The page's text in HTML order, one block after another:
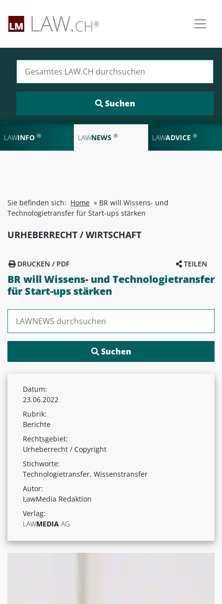
LAWINFO ® LAWNEWS ® LAWADVICE ®
Sie befinden sich: Home » BR will Wissens- und
Technologietransfer für Start-ups stärken
URHEBERRECHT / WIRTSCHAFT
TEILEN
DRUCKEN / PDF
BR will Wissens- und Technologietransfer
für Start-ups stärken
Datum:
23.06.2022
Rubrik:
Berichte
Rechtsgebiet:
Urheberrecht / Copyright
Stichworte:
Technologietransfer, Wissenstransfer
Autor:
LawMedia Redaktion
Verlag:
LAWMEDIA AG